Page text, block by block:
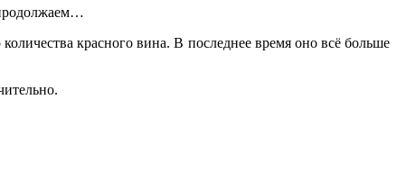
красного вина. В последнее время оно всё больше